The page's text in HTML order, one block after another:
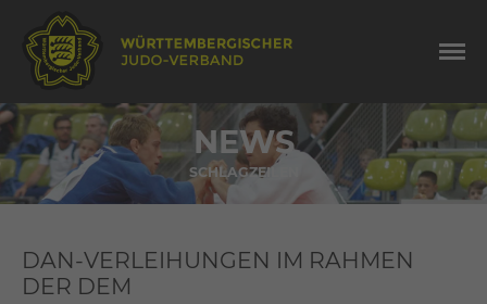
NEWS
SCHLAGZEILEN
DAN-VERLEIHUNGEN IM RAHMEN
DER DEM